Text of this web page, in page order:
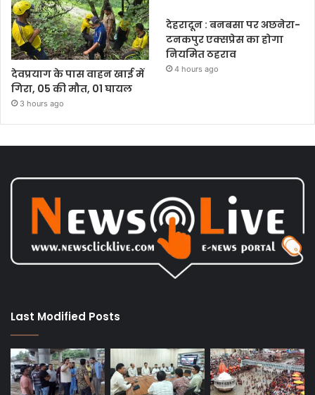
देवप्रयाग के पास वाहन खाई में
गिरा, 05 की मौत, 01 घायल
3 hours ago
देहरादून : बनबसा पर अछनेरा-
टनकपुर एक्सप्रेस का होगा
नियमित ठहराव
4 hours ago
Last Modified Posts